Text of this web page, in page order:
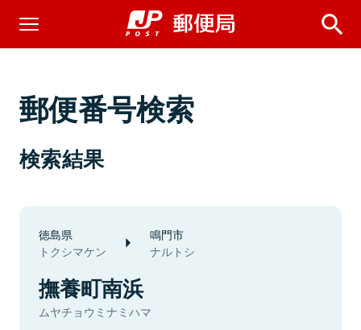
郵便番号検索
検索結果
徳島県
トクシマケン
鳴門市
ナルトシ
撫養町南浜
ムヤチョウミナミハマ